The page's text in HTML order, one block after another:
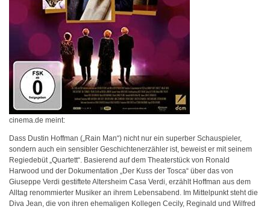
cinema.de meint:
Dass Dustin Hoffman („Rain Man“) nicht nur ein superber Schauspieler,
sondern auch ein sensibler Geschichtenerzähler ist, beweist er mit seinem
Regiedebüt „Quartett“. Basierend auf dem Theaterstück von Ronald
Harwood und der Dokumentation „Der Kuss der Tosca“ über das von
Giuseppe Verdi gestiftete Altersheim Casa Verdi, erzählt Hoffman aus dem
Alltag renommierter Musiker an ihrem Lebensabend. Im Mittelpunkt steht die
Diva Jean, die von ihren ehemaligen Kollegen Cecily, Reginald und Wilfred